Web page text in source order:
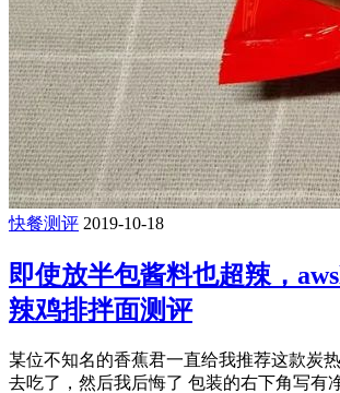
快餐测评 2019-10-18
即使放半包酱料也超辣，
辣鸡排拌面测评
某位不知名的香蕉君一直给我推荐这款炭
去吃了，然后我后悔了 包装的右下角写有